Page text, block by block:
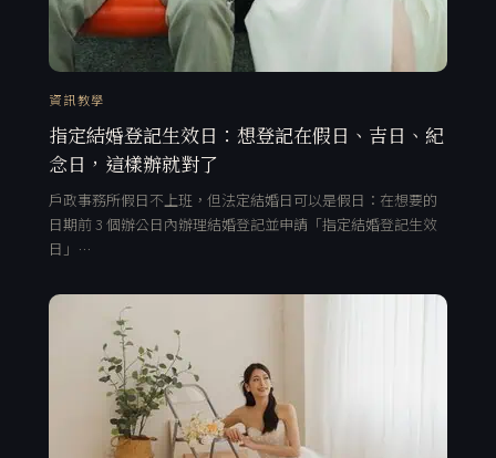
資訊教學
指定結婚登記生效日：想登記在假日、吉日、紀
念日，這樣辦就對了
戶政事務所假日不上班，但法定結婚日可以是假日：在想要的
日期前 3 個辦公日內辦理結婚登記並申請「指定結婚登記生效
日」…